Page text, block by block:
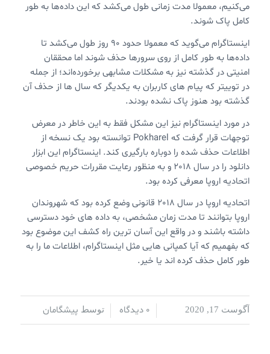
می‌کنیم، معمولا مدت زمانی طول می‌کشد که این داده‌ها به طور
کامل پاک شوند.
اینستاگرام می‌گوید که معمولا حدود 90 روز طول می‌کشد تا
داده‌ها به طور کامل از روی سرورها حذف شوند اما محققان
امنیتی در گذشته نیز به مشکلات مشابهی برخورده‌اند؛ از جمله
در توییتر که پیام های کاربران به یکدیگر که سال ها از حذف آن
گذشته بود هنوز پاک نشده بودند.
در مورد اینستاگرام نیز این مشکل فقط به این خاطر در معرض
توجهات قرار گرفت که Pokharel توانسته بود یک نسخه از
اطلاعات حذف شده را دوباره بارگیری کند. اینستاگرام این ابزار
دانلود را در سال 2018 و به منظور رعایت مقررات حریم خصوصی
اتحادیه اروپا معرفی کرده بود.
اتحادیه اروپا در سال 2018 قانونی وضع کرده بود که شهروندان
اروپا بتوانند تا مدت زمان مشخصی، به داده های خود دسترسی
داشته باشند و در واقع این آسان ترین راه کشف این موضوع بود
که بفهمیم که آیا کمپانی هایی مثل اینستاگرام، اطلاعات ما را به
طور کامل حذف کرده اند یا خیر.
آگوست 17, 2020 / 0 دیدگاه/ توسط پیشگامان